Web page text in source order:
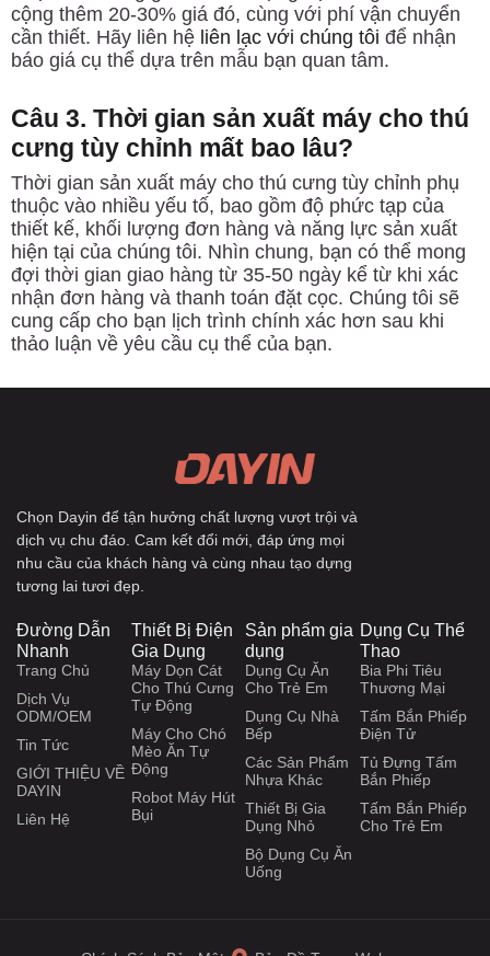
cộng thêm 20-30% giá đó, cùng với phí vận chuyển
cần thiết. Hãy liên hệ liên lạc với chúng tôi để nhận
báo giá cụ thể dựa trên mẫu bạn quan tâm.
Câu 3. Thời gian sản xuất máy cho thú
cưng tùy chỉnh mất bao lâu?
Thời gian sản xuất máy cho thú cưng tùy chỉnh phụ
thuộc vào nhiều yếu tố, bao gồm độ phức tạp của
thiết kế, khối lượng đơn hàng và năng lực sản xuất
hiện tại của chúng tôi. Nhìn chung, bạn có thể mong
đợi thời gian giao hàng từ 35-50 ngày kể từ khi xác
nhận đơn hàng và thanh toán đặt cọc. Chúng tôi sẽ
cung cấp cho bạn lịch trình chính xác hơn sau khi
thảo luận về yêu cầu cụ thể của bạn.
Chọn Dayin để tận hưởng chất lượng vượt trội và
dịch vụ chu đáo. Cam kết đổi mới, đáp ứng mọi
nhu cầu của khách hàng và cùng nhau tạo dựng
tương lai tươi đẹp.
Đường Dẫn
Nhanh
Trang Chủ
Dịch Vụ
ODM/OEM
Tin Tức
GIỚI THIỆU VỀ
DAYIN
Liên Hệ
Thiết Bị Điện
Gia Dụng
Máy Dọn Cát
Cho Thú Cưng
Tự Động
Máy Cho Chó
Mèo Ăn Tự
Động
Robot Máy Hút
Bụi
Sản phẩm gia
dụng
Dụng Cụ Ăn
Cho Trẻ Em
Dụng Cụ Nhà
Bếp
Các Sản Phẩm
Nhựa Khác
Thiết Bị Gia
Dụng Nhỏ
Bộ Dụng Cụ Ăn
Uống
Dụng Cụ Thể
Thao
Bia Phi Tiêu
Thương Mại
Tấm Bắn Phiếp
Điện Tử
Tủ Đựng Tấm
Bắn Phiếp
Tấm Bắn Phiếp
Cho Trẻ Em